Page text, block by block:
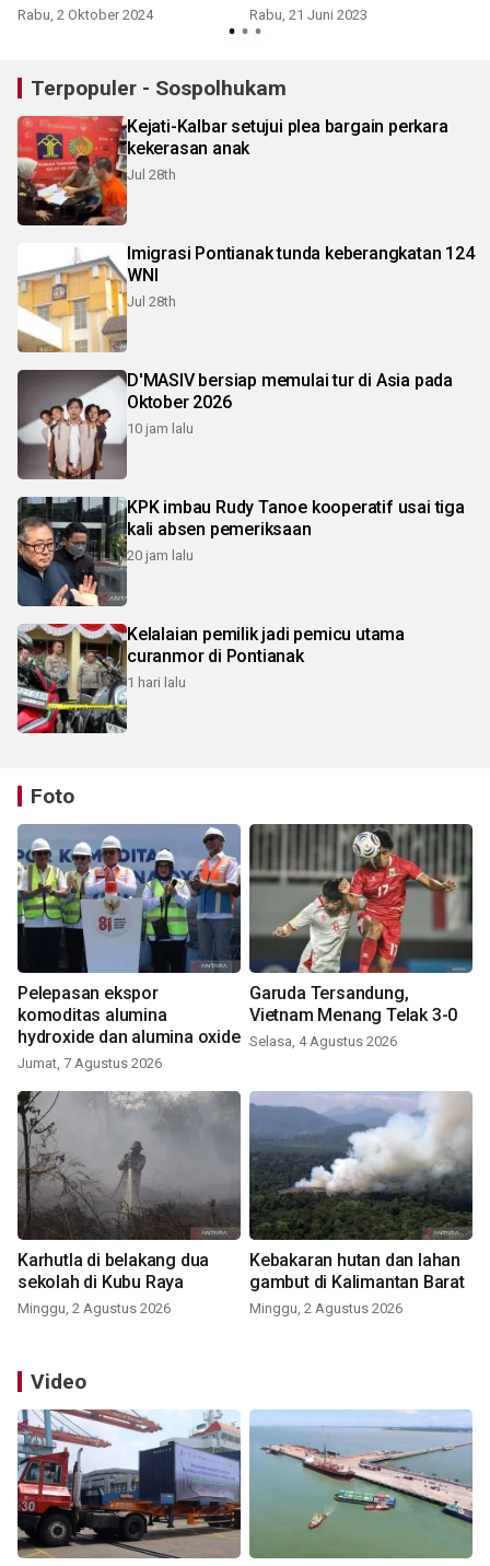
Rabu, 2 Oktober 2024 Rabu, 21 Juni 2023
Terpopuler - Sospolhukam
Kejati-Kalbar setujui plea bargain perkara
kekerasan anak
Jul 28th
Imigrasi Pontianak tunda keberangkatan 124
WNI
Jul 28th
D'MASIV bersiap memulai tur di Asia pada
Oktober 2026
10 jam lalu
KPK imbau Rudy Tanoe kooperatif usai tiga
kali absen pemeriksaan
20 jam lalu
Kelalaian pemilik jadi pemicu utama
curanmor di Pontianak
1 hari lalu
Foto
Pelepasan ekspor
komoditas alumina
hydroxide dan alumina oxide
Jumat, 7 Agustus 2026
Garuda Tersandung,
Vietnam Menang Telak 3-0
Selasa, 4 Agustus 2026
Karhutla di belakang dua
sekolah di Kubu Raya
Minggu, 2 Agustus 2026
Kebakaran hutan dan lahan
gambut di Kalimantan Barat
Minggu, 2 Agustus 2026
Video